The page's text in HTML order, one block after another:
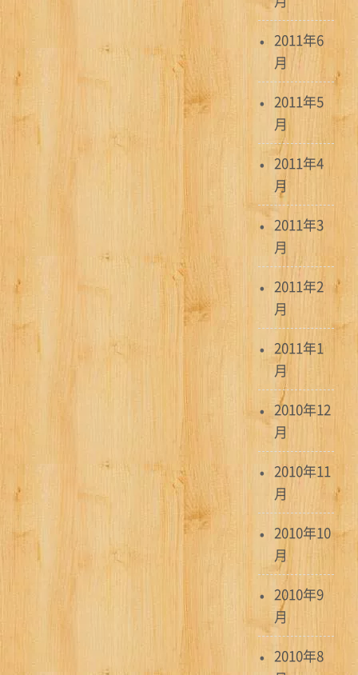
2011年6
月
2011年5
月
2011年4
月
2011年3
月
2011年2
月
2011年1
月
2010年12
月
2010年11
月
2010年10
月
2010年9
月
2010年8